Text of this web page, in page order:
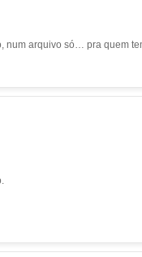
num arquivo só… pra quem